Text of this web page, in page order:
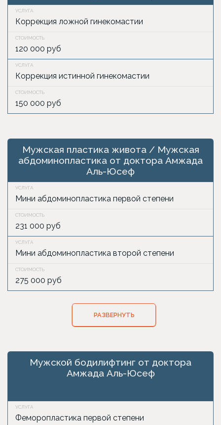
Коррекция ложной гинекомастии
120 000 руб
Коррекция истинной гинекомастии
150 000 руб
Мужская пластика живота / Мужская
абдоминопластика от доктора Амжада
Аль-Юсеф
Мини абдоминопластика первой степени
231 000 руб
Мини абдоминопластика второй степени
275 000 руб
РАЗВЕРНУТЬ
Мужской бодилифтинг от доктора
Амжада Аль-Юсеф
Феморопластика первой степени